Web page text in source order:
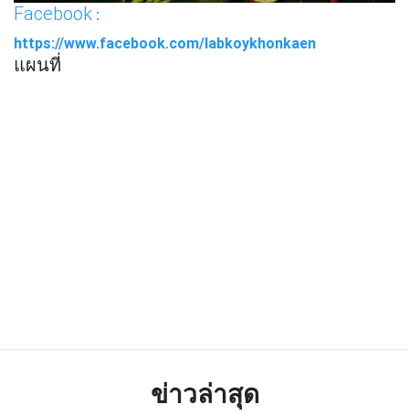
Facebook :
https://www.facebook.com/labkoykhonkaen
แผนที่
ข่าวล่าสุด